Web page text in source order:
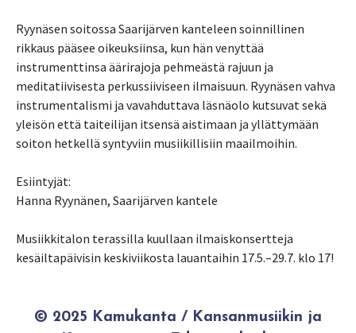
Ryynäsen soitossa Saarijärven kanteleen soinnillinen
rikkaus pääsee oikeuksiinsa, kun hän venyttää
instrumenttinsa äärirajoja pehmeästä rajuun ja
meditatiivisesta perkussiiviseen ilmaisuun. Ryynäsen vahva
instrumentalismi ja vavahduttava läsnäolo kutsuvat sekä
yleisön että taiteilijan itsensä aistimaan ja yllättymään
soiton hetkellä syntyviin musiikillisiin maailmoihin.
Esiintyjät:
Hanna Ryynänen, Saarijärven kantele
Musiikkitalon terassilla kuullaan ilmaiskonsertteja
kesäiltapäivisin keskiviikosta lauantaihin 17.5.–29.7. klo 17!
© 2025 Kamukanta / Kansanmusiikin ja